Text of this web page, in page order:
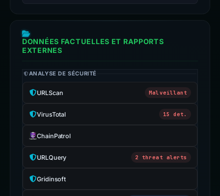
DONNÉES FACTUELLES ET RAPPORTS
EXTERNES
ANALYSE DE SÉCURITÉ
URLScan Malveillant
VirusTotal 15 det.
ChainPatrol
URLQuery 2 threat alerts
Gridinsoft